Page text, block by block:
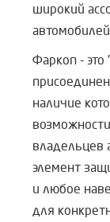
широкий
Фаркоп - это
наличие
владельцев
элемент
и любое
для